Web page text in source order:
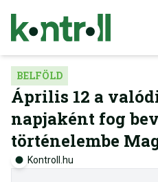
BELFÖLD
Április 12 a
napjaként fog
történelembe
Kontroll.hu